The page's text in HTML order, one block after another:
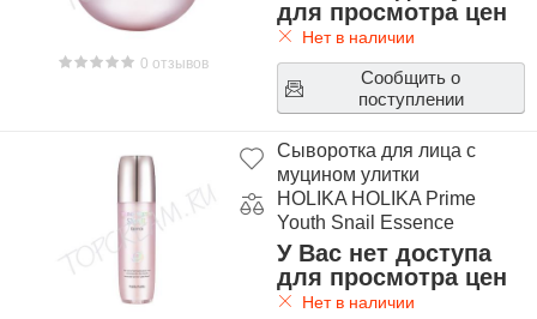
0 отзывов
для просмотра цен
Нет в наличии
Сообщить о
поступлении
Сыворотка для лица с
муцином улитки
HOLIKA HOLIKA Prime
Youth Snail Essence
У Вас нет доступа
для просмотра цен
Нет в наличии